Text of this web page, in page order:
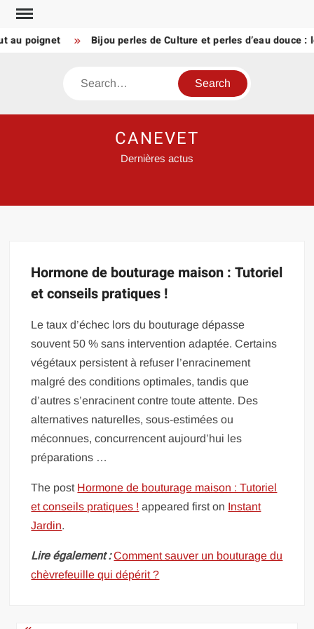
Skip
content
au poignet Bijou perles de Culture et perles d’eau douce :
Search
CANEVET
Dernières actus
Hormone de bouturage maison : Tutoriel
et conseils pratiques !
Le taux d’échec lors du bouturage dépasse
souvent 50 % sans intervention adaptée. Certains
végétaux persistent à refuser l’enracinement
malgré des conditions optimales, tandis que
d’autres s’enracinent contre toute attente. Des
alternatives naturelles, sous-estimées ou
méconnues, concurrencent aujourd’hui les
préparations …
The post Hormone de bouturage maison : Tutoriel
et conseils pratiques ! appeared first on Instant
Jardin.
Lire également : Comment sauver un bouturage du
chèvrefeuille qui dépérit ?